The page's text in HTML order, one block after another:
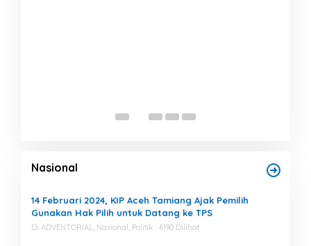
Nasional
14 Februari 2024, KIP Aceh Tamiang Ajak Pemilih
Gunakan Hak Pilih untuk Datang ke TPS
Di ADVENTORIAL, Nasional, Politik 6190 Dilihat